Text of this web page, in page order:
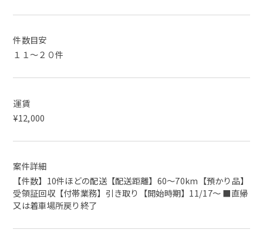
件数目安
１１～２０件
運賃
¥12,000
案件詳細
【件数】10件ほどの配送【配送距離】60～70km【預かり品】
受領証回収【付帯業務】引き取り【開始時期】11/17～ ■直帰
又は着車場所戻り終了